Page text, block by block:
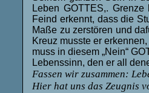
Leben GOTTES,.
Feind erkennt, dass die
Maße zu zerstören und
Kreuz musste er
muss in diesem „Nein“
Lebenssinn, den er all
Fassen wir zusammen:
Hier hat uns das Zeugnis